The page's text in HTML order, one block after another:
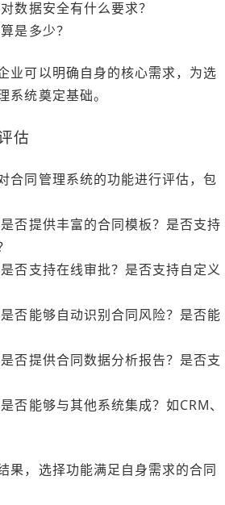
数据安全有什么要求？
是多少？
业可以明确自身的核心需求，为选
系统奠定基础。
估
合同管理系统的功能进行评估，包
否提供丰富的合同模板？是否支持
否支持在线审批？是否支持自定义
否能够自动识别合同风险？是否能
否提供合同数据分析报告？是否支
否能够与其他系统集成？如CRM、
果，选择功能满足自身需求的合同